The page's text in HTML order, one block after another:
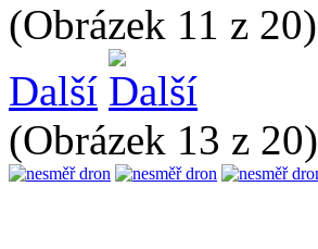
(Obrázek 11 z 20)
Další
(Obrázek 13 z 20)